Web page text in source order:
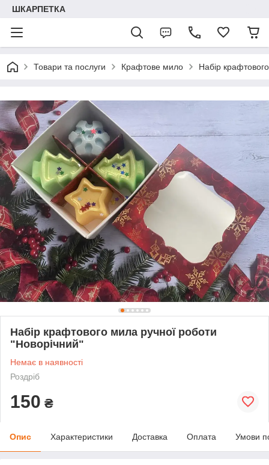
ШКАРПЕТКА
Товари та послуги Крафтове мило Набір
Набір крафтового мила ручної роботи
"Новорічний"
Немає в наявності
Роздріб
150 ₴
Опис Характеристики Доставка Оплата Умови